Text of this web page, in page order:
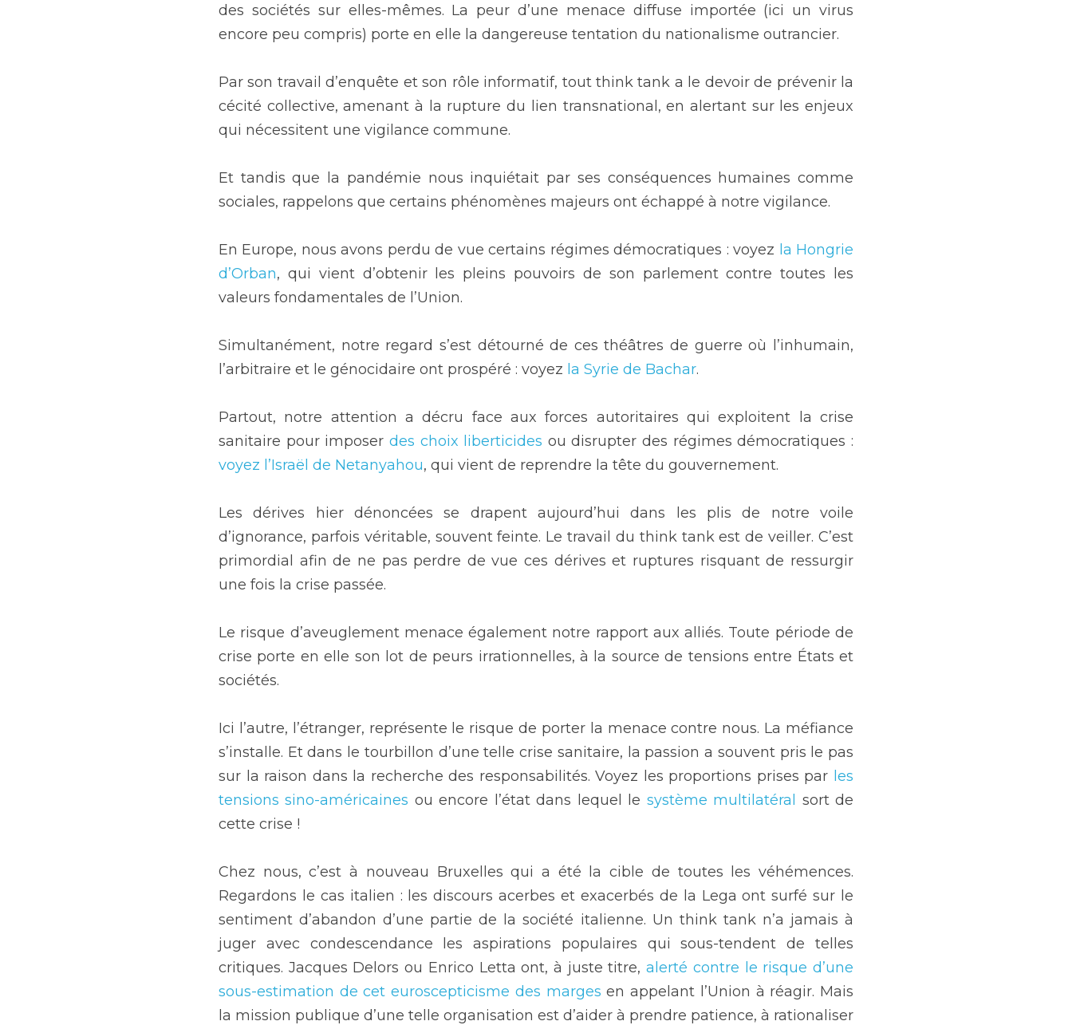
des sociétés sur elles-mêmes. La peur d’une menace diffuse importée (ici un virus
encore peu compris) porte en elle la dangereuse tentation du nationalisme outrancier.
Par son travail d’enquête et son rôle informatif, tout think tank a le devoir de prévenir la
cécité collective, amenant à la rupture du lien transnational, en alertant sur les enjeux
qui nécessitent une vigilance commune.
Et tandis que la pandémie nous inquiétait par ses conséquences humaines comme
sociales, rappelons que certains phénomènes majeurs ont échappé à notre vigilance.
En Europe, nous avons perdu de vue certains régimes démocratiques : voyez la Hongrie
d’Orban, qui vient d’obtenir les pleins pouvoirs de son parlement contre toutes les
valeurs fondamentales de l’Union.
Simultanément, notre regard s’est détourné de ces théâtres de guerre où l’inhumain,
l’arbitraire et le génocidaire ont prospéré : voyez la Syrie de Bachar.
Partout, notre attention a décru face aux forces autoritaires qui exploitent la crise
sanitaire pour imposer des choix liberticides
voyez l’Israël de Netanyahou, qui vient de reprendre la tête du gouvernement.
Les dérives hier dénoncées se drapent aujourd’hui dans les plis de notre voile
d’ignorance, parfois véritable, souvent feinte. Le travail du think tank est de veiller. C’est
primordial afin de ne pas perdre de vue ces dérives et ruptures risquant de ressurgir
une fois la crise passée.
Le risque d’aveuglement menace également notre rapport aux alliés. Toute période de
crise porte en elle son lot de peurs irrationnelles, à la source de tensions entre États et
sociétés.
Ici l’autre, l’étranger, représente le risque de porter la menace contre nous. La méfiance
s’installe. Et dans le tourbillon d’une telle crise sanitaire, la passion a souvent pris le pas
sur la raison dans la recherche des responsabilités. Voyez les proportions prises par les
tensions sino-américaines ou encore l’état dans lequel le système multilatéral
sort de
cette crise !
Chez nous, c’est à nouveau Bruxelles qui a été la cible de toutes les véhémences.
Regardons le cas italien : les discours acerbes et exacerbés de la Lega ont surfé sur le
sentiment d’abandon d’une partie de la société italienne. Un think tank n’a jamais à
juger avec condescendance les aspirations populaires qui sous-tendent de telles
critiques. Jacques Delors ou Enrico Letta ont, à juste titre, alerté contre le risque d’une
sous-estimation de cet euroscepticisme des marges en appelant l’Union à réagir. Mais
la mission publique d’une telle organisation est d’aider à prendre patience, à rationaliser